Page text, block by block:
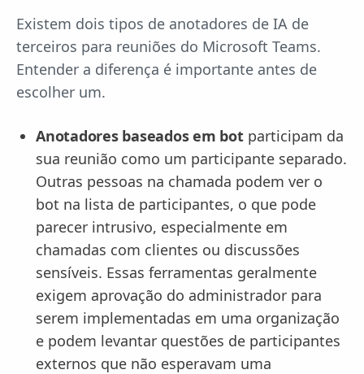
Existem dois tipos de anotadores de IA de
terceiros para reuniões do Microsoft Teams.
Entender a diferença é importante antes de
escolher um.
Anotadores baseados em botparticipam da
sua reunião como um participante separado.
Outras pessoas na chamada podem ver o
bot na lista de participantes, o que pode
parecer intrusivo, especialmente em
chamadas com clientes ou discussões
sensíveis. Essas ferramentas geralmente
exigem aprovação do administrador para
serem implementadas em uma organização
e podem levantar questões de participantes
externos que não esperavam uma